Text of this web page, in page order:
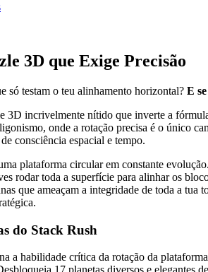
3D que Exige Precisão
só testam o teu alinhamento horizontal? E
3D incrivelmente nítido que inverte a
onde a rotação precisa é o único
consciência espacial e tempo.
plataforma circular em constante
rodar toda a superfície para alinhar os
que ameaçam a integridade de toda a
do Stack Rush
a habilidade crítica da rotação da